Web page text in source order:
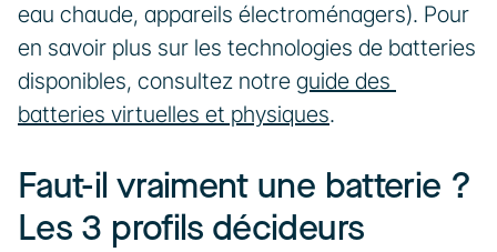
eau chaude, appareils électroménagers). Pour
en savoir plus sur les technologies de batteries
disponibles, consultez notre guide des
batteries virtuelles et physiques.
Faut-il vraiment une batterie ?
Les 3 profils décideurs